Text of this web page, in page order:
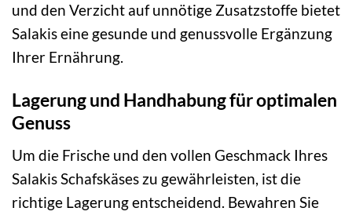
und den Verzicht auf unnötige Zusatzstoffe bietet
Salakis eine gesunde und genussvolle Ergänzung
Ihrer Ernährung.
Lagerung und Handhabung für optimalen
Genuss
Um die Frische und den vollen Geschmack Ihres
Salakis Schafskäses zu gewährleisten, ist die
richtige Lagerung entscheidend. Bewahren Sie